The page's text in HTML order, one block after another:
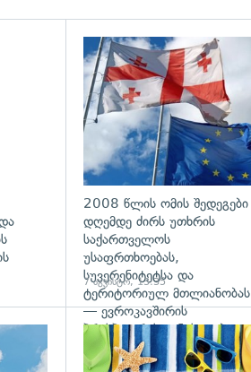
2008 წლის ომის შედეგები
დღემდე ძირს უთხრის
საქართველოს
უსაფრთხოებას,
სუვერენიტეტსა და
ტერიტორიულ მთლიანობას
— ევროკავშირის
პრესპიკერის განცხადება
7 აგვისტო, 13:35
გადახედვა